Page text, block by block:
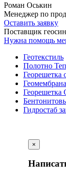
Роман Оськин
Менеджер по
Оставить заявку
Поставщик
Нужна помощь
Геотекстиль
Полотно
Георешетка
Геомембрана
Георешетка
Гидростаб
×